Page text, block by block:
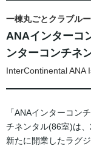
一棟丸ごとクラブルー
ANAインターコ
ンターコンチネ
InterContinental ANA
「ANAインターコン
チネンタル(86室)は
新たに開業したラグ